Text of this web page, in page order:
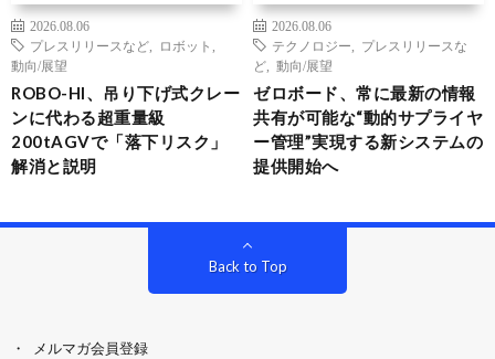
2026.08.06
プレスリリースなど
ロボット
動向/展望
ROBO-HI、吊り下げ式クレー
ンに代わる超重量級
200tAGVで「落下リスク」
解消と説明
2026.08.06
テクノロジー
プレスリリースな
ど
動向/展望
ゼロボード、常に最新の情報
共有が可能な“動的サプライヤ
ー管理”実現する新システムの
提供開始へ
Back to Top
メルマガ会員登録